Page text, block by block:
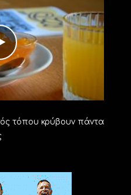
τόπου κρύβουν πάντα